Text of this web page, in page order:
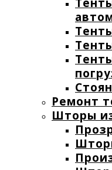
Ремонт
Шторы